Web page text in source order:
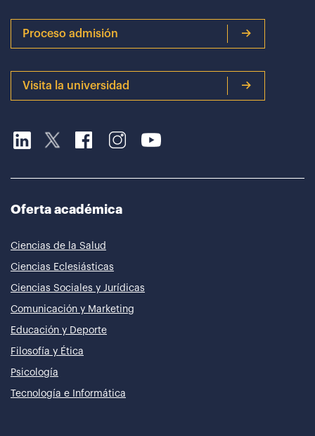
Proceso admisión
Visita la universidad
Oferta académica
Ciencias de la Salud
Ciencias Eclesiásticas
Ciencias Sociales y Jurídicas
Comunicación y Marketing
Educación y Deporte
Filosofía y Ética
Psicología
Tecnología e Informática